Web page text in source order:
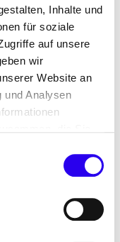
Inhalte und
für soziale
auf unsere
wir
Website an
und Analysen